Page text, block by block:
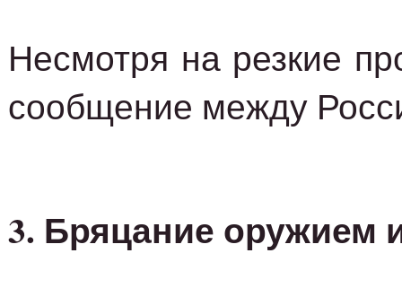
Несмотря на резкие
сообщение между
3. Бряцание оружием